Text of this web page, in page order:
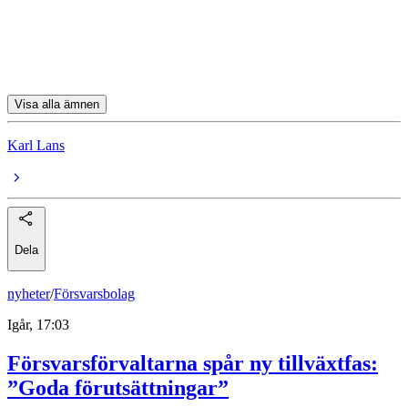
Visa alla ämnen
Karl Lans
Dela
nyheter/Försvarsbolag
Igår, 17:03
Försvarsförvaltarna spår ny tillväxtfas:
”Goda förutsättningar”